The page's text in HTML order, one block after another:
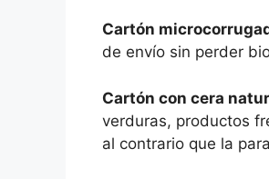
Cartón
de envío sin perder
Cartón con cera
verduras, productos
al contrario que la